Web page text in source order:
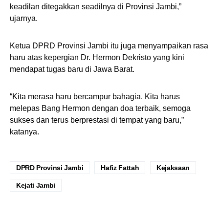
keadilan ditegakkan seadilnya di Provinsi Jambi,”
ujarnya.
Ketua DPRD Provinsi Jambi itu juga menyampaikan rasa
haru atas kepergian Dr. Hermon Dekristo yang kini
mendapat tugas baru di Jawa Barat.
“Kita merasa haru bercampur bahagia. Kita harus
melepas Bang Hermon dengan doa terbaik, semoga
sukses dan terus berprestasi di tempat yang baru,”
katanya.
DPRD Provinsi Jambi Hafiz Fattah Kejaksaan
Kejati Jambi